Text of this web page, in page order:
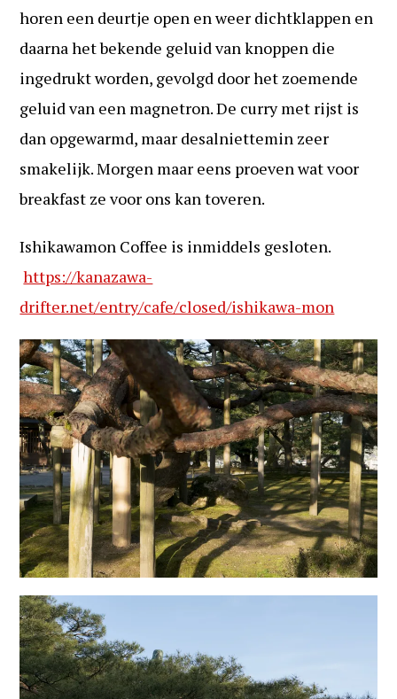
horen een deurtje open en weer dichtklappen en
daarna het bekende geluid van knoppen die
ingedrukt worden, gevolgd door het zoemende
geluid van een magnetron. De curry met rijst is
dan opgewarmd, maar desalniettemin zeer
smakelijk. Morgen maar eens proeven wat voor
breakfast ze voor ons kan toveren.
Ishikawamon Coffee is inmiddels gesloten.
https://kanazawa-
drifter.net/entry/cafe/closed/ishikawa-mon